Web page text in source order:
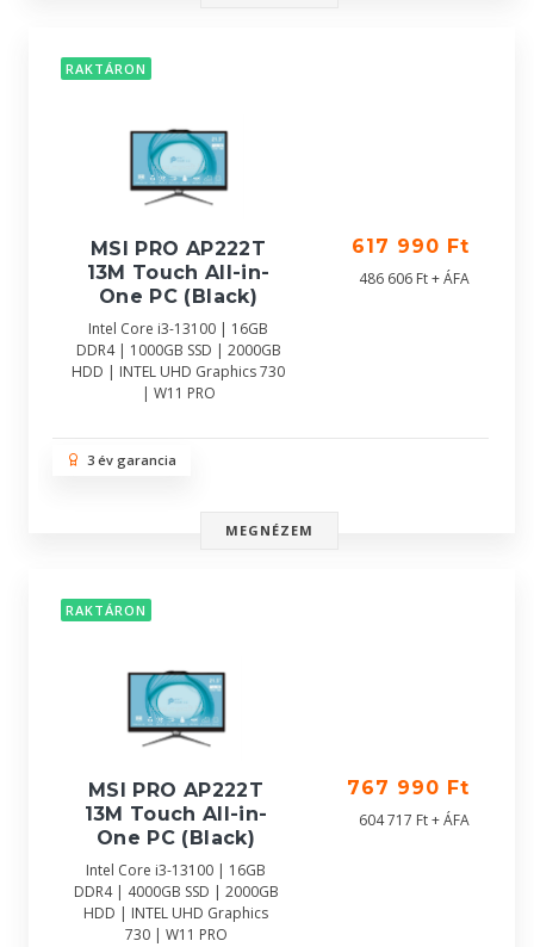
RAKTÁRON
MSI PRO AP222T
13M Touch All-in-
One PC (Black)
Intel Core i3-13100 | 16GB
DDR4 | 1000GB SSD | 2000GB
HDD | INTEL UHD Graphics 730
| W11 PRO
617 990 Ft
486 606 Ft + ÁFA
3 év garancia
MEGNÉZEM
RAKTÁRON
MSI PRO AP222T
13M Touch All-in-
One PC (Black)
Intel Core i3-13100 | 16GB
DDR4 | 4000GB SSD | 2000GB
HDD | INTEL UHD Graphics
730 | W11 PRO
767 990 Ft
604 717 Ft + ÁFA